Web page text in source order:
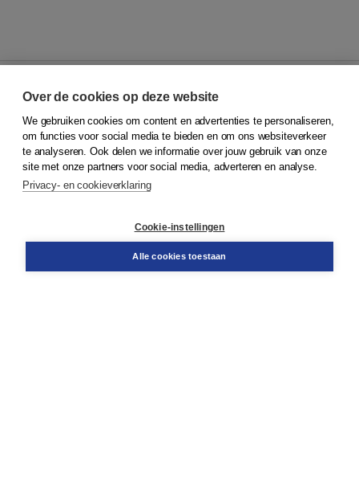
© 2026Koninklijke Boom uitgevers
Klantenservice
Service & informatie
Contact
Over de cookies op deze website
We gebruiken cookies om content en advertenties te personaliseren,
om functies voor social media te bieden en om ons websiteverkeer
te analyseren. Ook delen we informatie over jouw gebruik van onze
site met onze partners voor social media, adverteren en analyse.
Privacy- en cookieverklaring
Cookie-instellingen
Alle cookies toestaan